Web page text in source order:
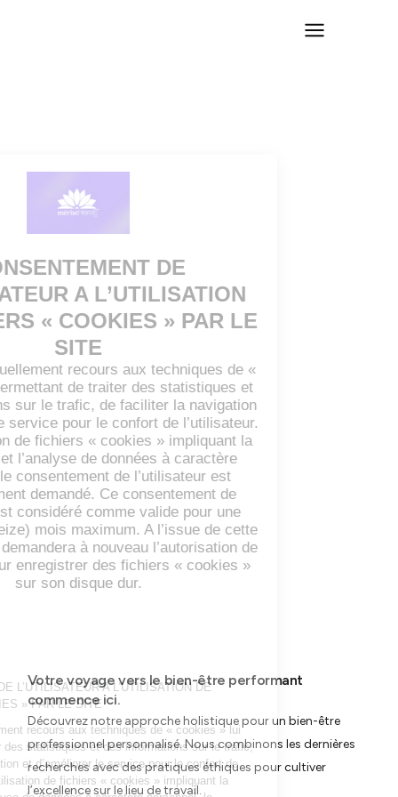
Votre voyage vers le bien-être performant
commence ici.
Découvrez notre approche holistique pour un bien-être
professionnel personnalisé. Nous combinons les dernières
recherches avec des pratiques éthiques pour cultiver
l’excellence sur le lieu de travail.